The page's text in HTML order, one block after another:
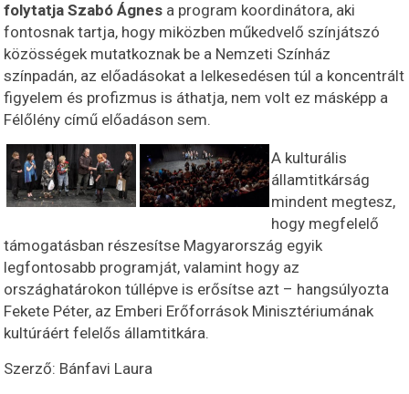
folytatja Szabó Ágnes a program koordinátora, aki
fontosnak tartja, hogy miközben műkedvelő színjátszó
közösségek mutatkoznak be a Nemzeti Színház
színpadán, az előadásokat a lelkesedésen túl a koncentrált
figyelem és profizmus is áthatja, nem volt ez másképp a
Félőlény című előadáson sem.
A kulturális
államtitkárság
mindent megtesz,
hogy megfelelő
támogatásban részesítse Magyarország egyik
legfontosabb programját, valamint hogy az
országhatárokon túllépve is erősítse azt – hangsúlyozta
Fekete Péter, az Emberi Erőforrások Minisztériumának
kultúráért felelős államtitkára.
Szerző: Bánfavi Laura